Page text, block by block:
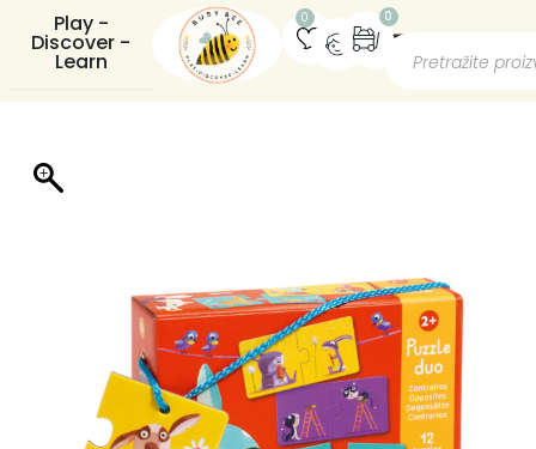
Play -
Discover -
Learn
0 0